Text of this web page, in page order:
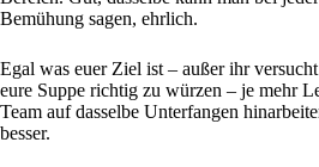
Bemühung sagen, ehrlich.
Egal was euer Ziel ist – außer ihr
eure Suppe richtig zu würzen – je mehr
Team auf dasselbe Unterfangen
besser.